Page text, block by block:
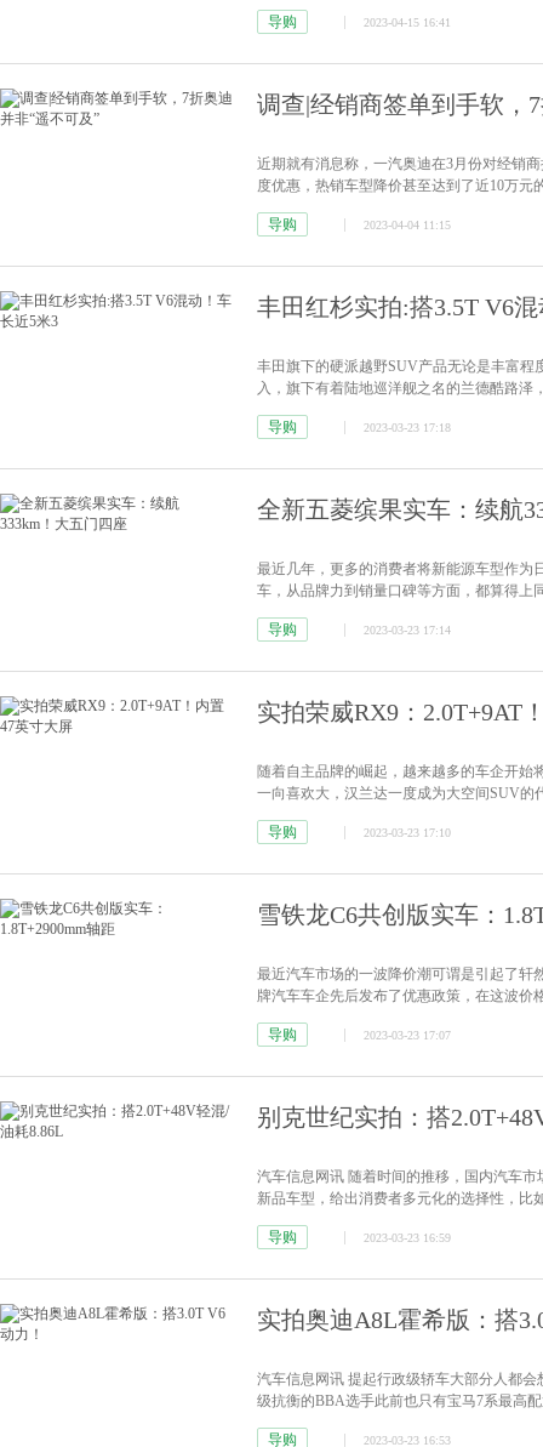
导购 2023-04-15 16:41
调查|经销商签单到手软，
近期就有消息称，一汽奥迪在3月份对经销
度优惠，热销车型降价甚至达到了近10万
扯扒谈”日前就走访了北京部分奥迪经销商
导购 2023-04-04 11:15
丰田红杉实拍:搭3.5T V6
丰田旗下的硬派越野SUV产品无论是丰富
入，旗下有着陆地巡洋舰之名的兰德酷路
三代车型的更迭。近日，我们从相关渠道
导购 2023-03-23 17:18
全新五菱缤果实车：续航
最近几年，更多的消费者将新能源车型作
车，从品牌力到销量口碑等方面，都算得上
得一组五菱缤果实拍图，并为大家介绍这
导购 2023-03-23 17:14
实拍荣威RX9：2.0T+9AT
随着自主品牌的崛起，越来越多的车企开
一向喜欢大，汉兰达一度成为大空间SUV
车的实拍图，并为大家介绍这款车型。外
导购 2023-03-23 17:10
雪铁龙C6共创版实车：
最近汽车市场的一波降价潮可谓是引起了轩
牌汽车车企先后发布了优惠政策，在这波
侧采用LED光源的前大灯，从而给人一种
导购 2023-03-23 17:07
别克世纪实拍：搭
汽车信息网讯 随着时间的推移，国内汽车
新品车型，给出消费者多元化的选择性，
家介绍这款车型。外观方面，车辆采用最
导购 2023-03-23 16:59
实拍奥迪A8L霍希版：搭
汽车信息网讯 提起行政级轿车大部分人都
级抗衡的BBA选手此前也只有宝马7系最高
导购 2023-03-23 16:53